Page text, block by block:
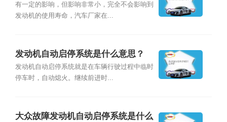
有一定的影响，但影响非常小，完全不会影响到
发动机的使用寿命，汽车厂家在...
发动机自动启停系统是什么意思？
发动机自动启停系统就是在车辆行驶过程中临时
停车时，自动熄火。继续前进时...
大众故障发动机自动启停系统是什么